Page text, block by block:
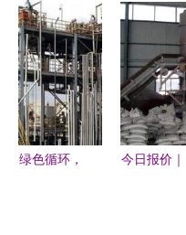
高价求购工
厂库存与报
废物资，助
力绿色循环
经济
州友信达物
资回收 环
保与资源再
利用的领航
者
绿色循环，
今日报价｜